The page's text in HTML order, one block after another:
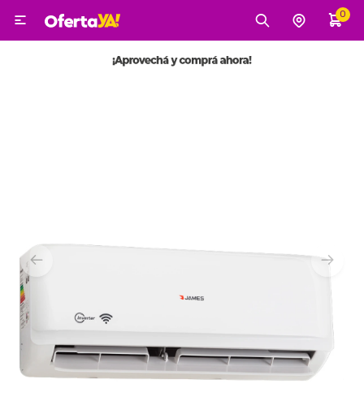
0
 MI CUENTA
Tecnología
Electrodomésticos